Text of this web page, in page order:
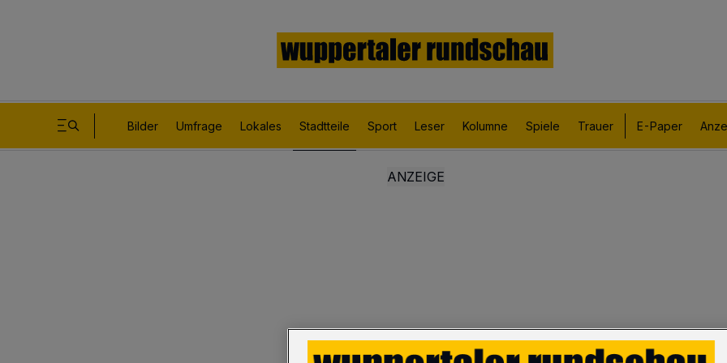
Bilder Umfrage Lokales Stadtteile Sport Leser Kolumne Spiele Trauer E-Paper